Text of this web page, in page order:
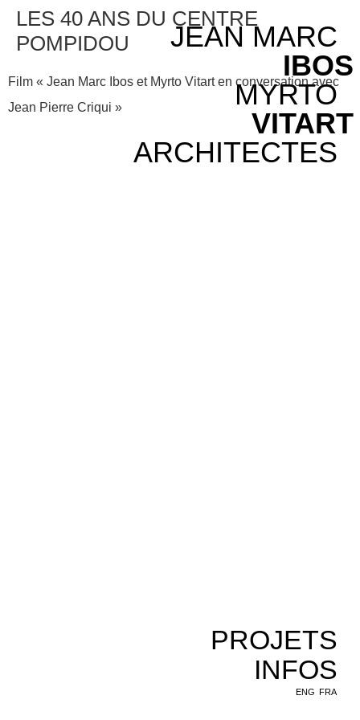
JEAN MARC
IBOS
MYRTO
VITART
ARCHITECTES
PROJETS
INFOS
ENG FRA
LES 40 ANS DU CENTRE
POMPIDOU
Film « Jean Marc Ibos et Myrto Vitart en conversation avec
Jean Pierre Criqui »